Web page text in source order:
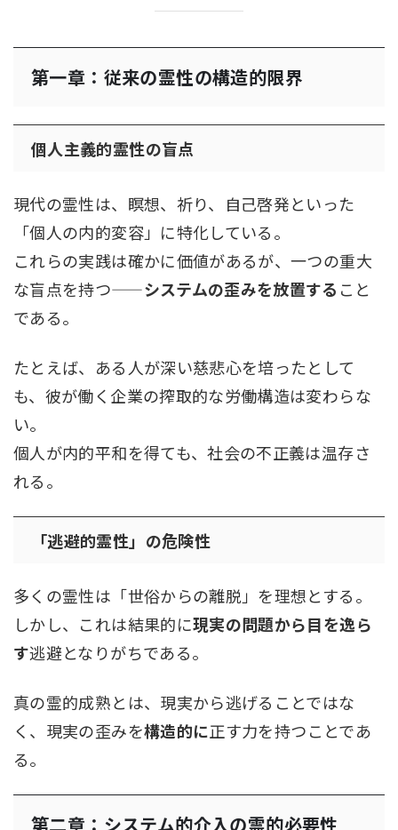
第一章：従来の霊性の構造的限界
個人主義的霊性の盲点
現代の霊性は、瞑想、祈り、自己啓発といった
「個人の内的変容」に特化している。
これらの実践は確かに価値があるが、一つの重大
な盲点を持つ——システムの歪みを放置する こと
である。
たとえば、ある人が深い慈悲心を培ったとして
も、彼が働く企業の搾取的な労働構造は変わらな
い。
個人が内的平和を得ても、社会の不正義は温存さ
れる。
「逃避的霊性」の危険性
多くの霊性は「世俗からの離脱」を理想とする。
しかし、これは結果的に現実の問題から目を逸ら
す逃避となりがちである。
真の霊的成熟とは、現実から逃げることではな
く、現実の歪みを構造的に正す力を持つことであ
る。
第二章：システム的介入の霊的必要性